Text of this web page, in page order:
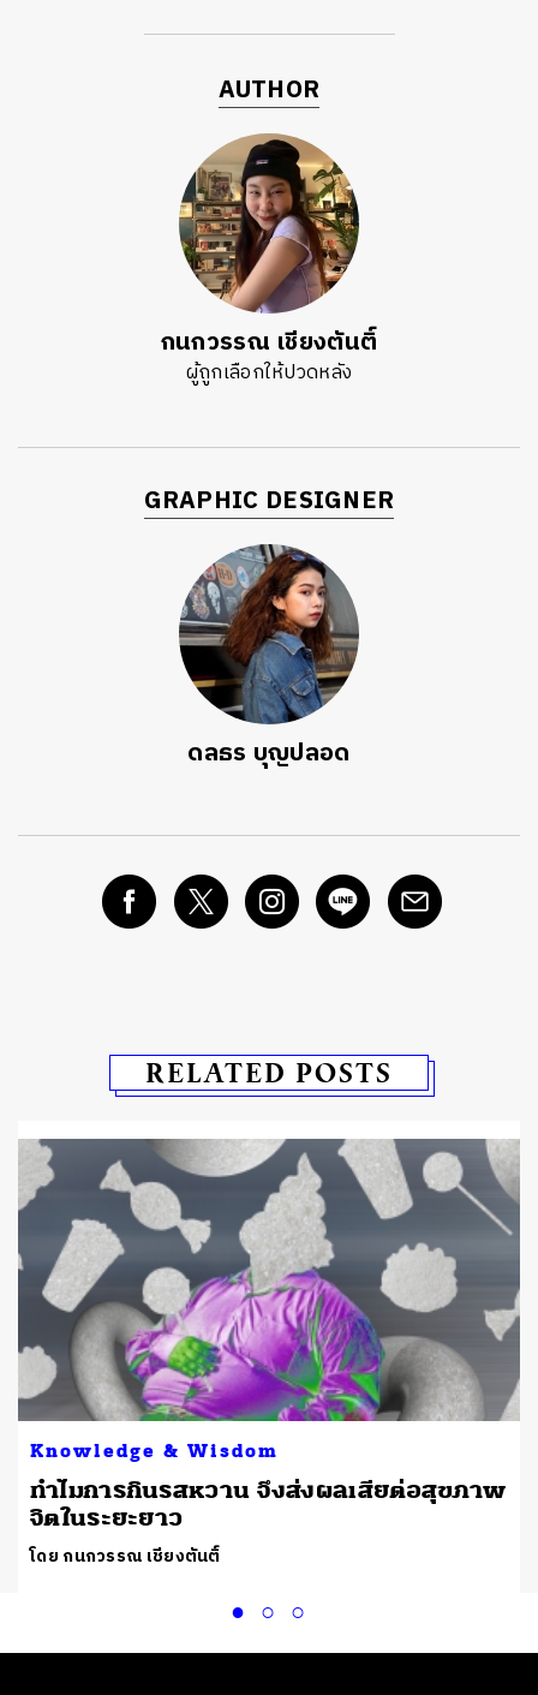
AUTHOR
กนกวรรณ เชียงตันติ์
ผู้ถูกเลือกให้ปวดหลัง
GRAPHIC DESIGNER
ดลธร บุญปลอด
RELATED POSTS
Knowledge & Wisdom
ทำไมการกินรสหวาน จึงส่งผลเสียต่อสุขภาพ
จิตในระยะยาว
โดย กนกวรรณ เชียงตันติ์